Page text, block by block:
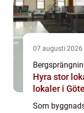
07 augusti 2026
Hyra stor
lokaler i
Som